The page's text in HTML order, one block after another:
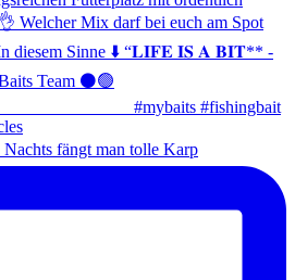
fängt man tolle Karp